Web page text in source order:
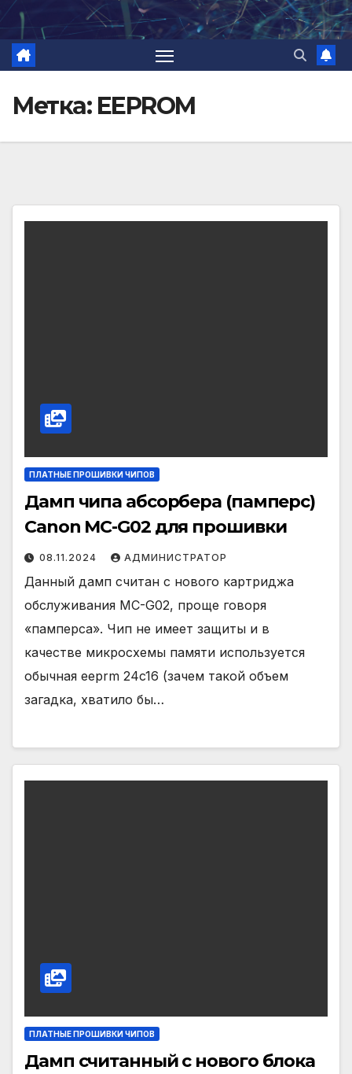
Перейти
содержимому
Метка: EEPROM
ПЛАТНЫЕ ПРОШИВКИ ЧИПОВ
Дамп чипа абсорбера (памперс)
Canon MC-G02 для прошивки
08.11.2024 АДМИНИСТРАТОР
Данный дамп считан с нового картриджа
обслуживания MC-G02, проще говоря
«памперса». Чип не имеет защиты и в
качестве микросхемы памяти используется
обычная eeprm 24c16 (зачем такой объем
загадка, хватило бы…
ПЛАТНЫЕ ПРОШИВКИ ЧИПОВ
Дамп считанный с нового блока